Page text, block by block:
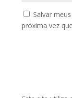
Salvar
próxima vez